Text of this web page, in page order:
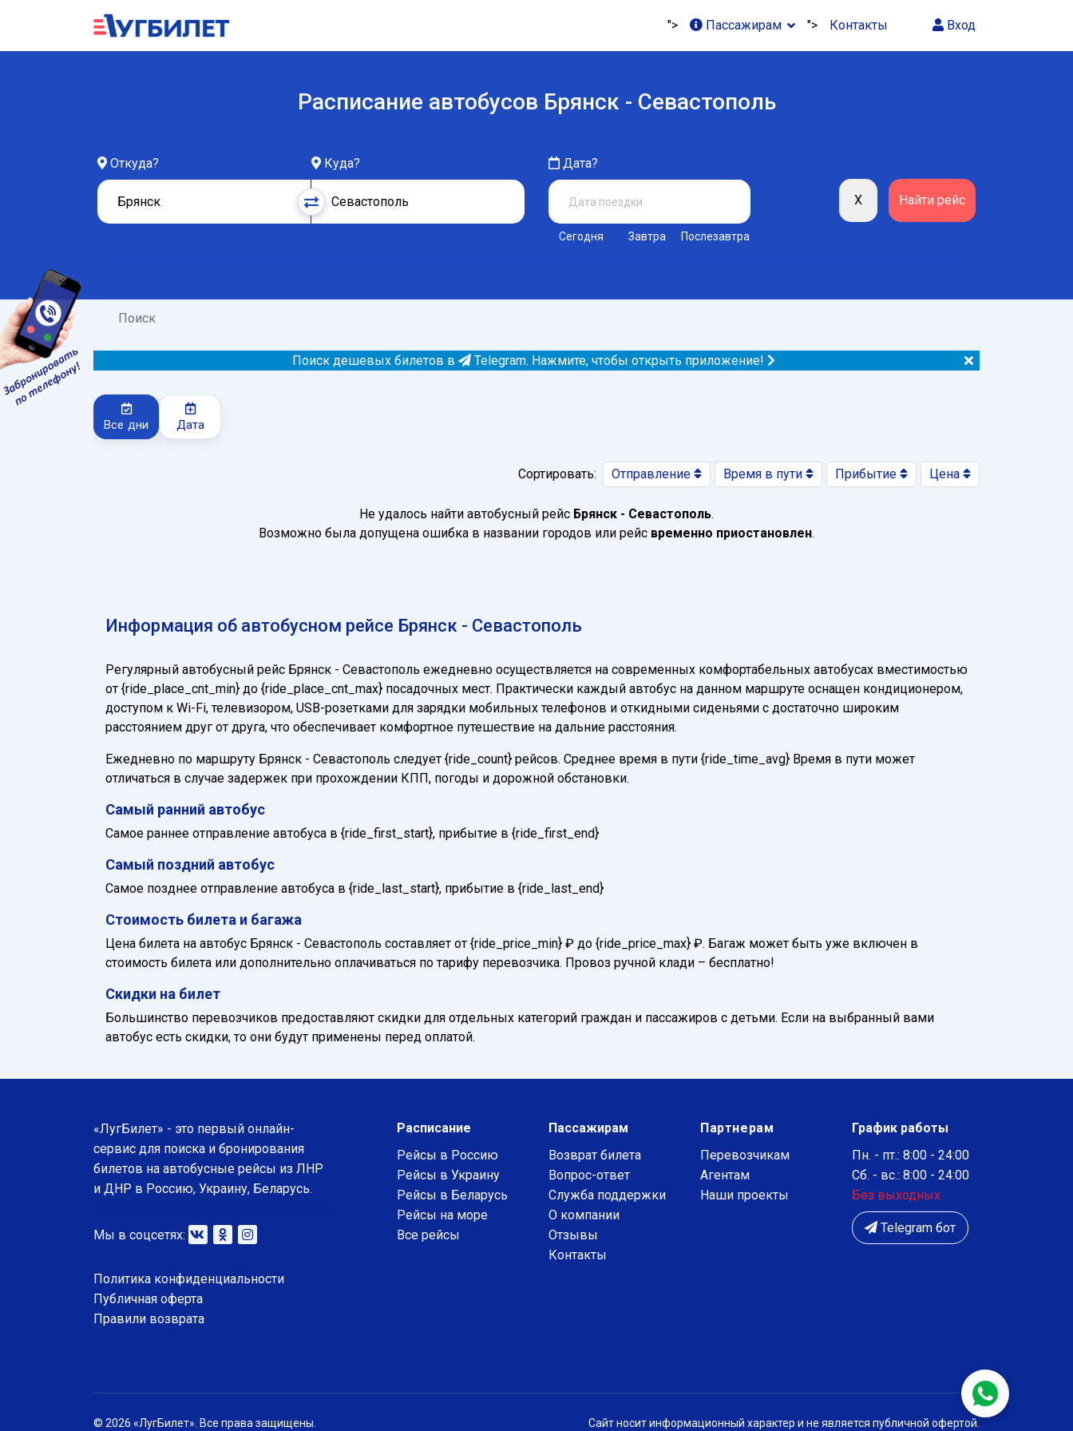
Вход
"> Пассажирам "> Контакты
Расписание автобусов Брянск - Севастополь
Откуда? Куда? Дата?
Сегодня Завтра Послезавтра
Поиск
Поиск дешевых билетов в Telegram. Нажмите, чтобы открыть приложение!
Все дни Дата
Сортировать: Отправление Время в пути Прибытие Цена
Не удалось найти автобусный рейс Брянск - Севастополь.
Возможно была допущена ошибка в названии городов или рейс временно приостановлен.
Информация об автобусном рейсе Брянск - Севастополь
Регулярный автобусный рейс Брянск - Севастополь ежедневно осуществляется на современных комфортабельных автобусах вместимостью
от {ride_place_cnt_min} до {ride_place_cnt_max} посадочных мест. Практически каждый автобус на данном маршруте оснащен кондиционером,
доступом к Wi-Fi, телевизором, USB-розетками для зарядки мобильных телефонов и откидными сиденьями с достаточно широким
расстоянием друг от друга, что обеспечивает комфортное путешествие на дальние расстояния.
Ежедневно по маршруту Брянск - Севастополь следует {ride_count} рейсов. Среднее время в пути {ride_time_avg} Время в пути может
отличаться в случае задержек при прохождении КПП, погоды и дорожной обстановки.
Самый ранний автобус
Самое раннее отправление автобуса в {ride_first_start}, прибытие в {ride_first_end}
Самый поздний автобус
Самое позднее отправление автобуса в {ride_last_start}, прибытие в {ride_last_end}
Стоимость билета и багажа
Цена билета на автобус Брянск - Севастополь составляет от {ride_price_min} ₽ до {ride_price_max} ₽. Багаж может быть уже включен в
стоимость билета или дополнительно оплачиваться по тарифу перевозчика. Провоз ручной клади – бесплатно!
Скидки на билет
Большинство перевозчиков предоставляют скидки для отдельных категорий граждан и пассажиров с детьми. Если на выбранный вами
автобус есть скидки, то они будут применены перед оплатой.
«ЛугБилет» - это первый онлайн-
сервис для поиска и бронирования
билетов на автобусные рейсы из ЛНР
и ДНР в Россию, Украину, Беларусь.
Мы в соцсетях:
Политика конфиденциальности
Публичная оферта
Правили возврата
Расписание
Рейсы в Россию
Рейсы в Украину
Рейсы в Беларусь
Рейсы на море
Все рейсы
Пассажирам
Возврат билета
Вопрос-ответ
Служба поддержки
О компании
Отзывы
Контакты
Партнерам
Перевозчикам
Агентам
Наши проекты
График работы
Пн. - пт.: 8:00 - 24:00
Сб. - вс.: 8:00 - 24:00
Без выходных
Telegram бот
© 2026 «ЛугБилет». Все права защищены. Сайт носит информационный характер и не является публичной офертой.